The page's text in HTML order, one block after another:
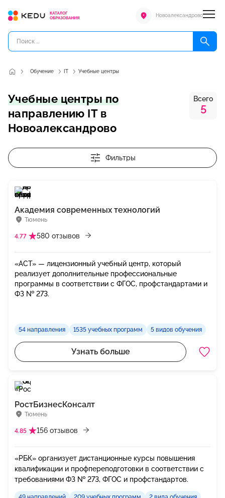
Новоалександрово
Обучение IT Учебные центры
Учебные центры по
направлению IT в
Новоалександрово
Всего
5
Фильтры
Тюмень
Академия современных технологий
4.77 580 отзывов
«АСТ» — лицензионный учебный центр, который
реализует дополнительные профессиональные
программы в соответствии с ФГОС, профстандартами и
ФЗ № 273.
54 направления 1535 учебных программ 5 видов обучения
Узнать больше
Тюмень
РостБизнесКонсалт
4.85 156 отзывов
«РБК» организует дистанционные курсы повышения
квалификации и профпереподготовки в соответствии с
требованиями ФЗ № 273, ФГОС и профстандартов.